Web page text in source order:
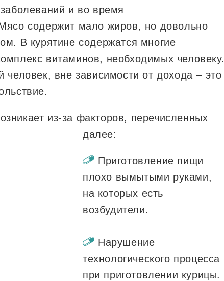
и во время
содержит мало жиров, но довольно
В курятине содержатся многие
витаминов, необходимых человеку.
человек, вне зависимости от дохода – это
из-за факторов, перечисленных
далее:
Приготовление пищи
плохо вымытыми руками,
на которых есть
возбудители.
Нарушение
технологического процесса
при приготовлении курицы.